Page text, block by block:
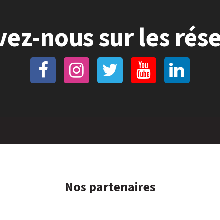
nous sur les
Nos partenaires